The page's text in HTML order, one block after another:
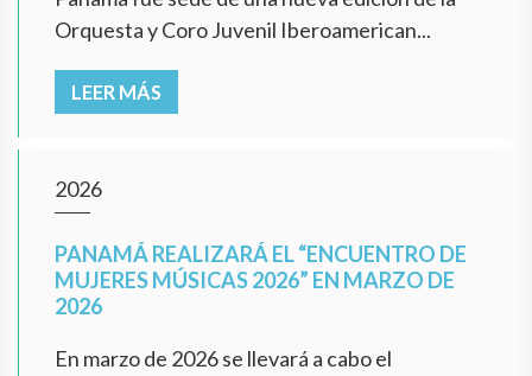
Orquesta y Coro Juvenil Iberoamerican...
LEER MÁS
2026
PANAMÁ REALIZARÁ EL “ENCUENTRO DE
MUJERES MÚSICAS 2026” EN MARZO DE
2026
En marzo de 2026 se llevará a cabo el